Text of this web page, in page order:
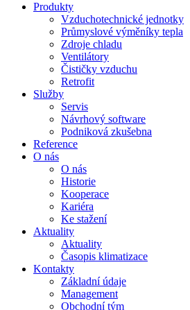
Produkty
Vzduchotechnické jednotky
Průmyslové výměníky tepla
Zdroje chladu
Ventilátory
Čističky vzduchu
Retrofit
Služby
Servis
Návrhový software
Podniková zkušebna
Reference
O nás
O nás
Historie
Kooperace
Kariéra
Ke stažení
Aktuality
Aktuality
Časopis klimatizace
Kontakty
Základní údaje
Management
Obchodní tým